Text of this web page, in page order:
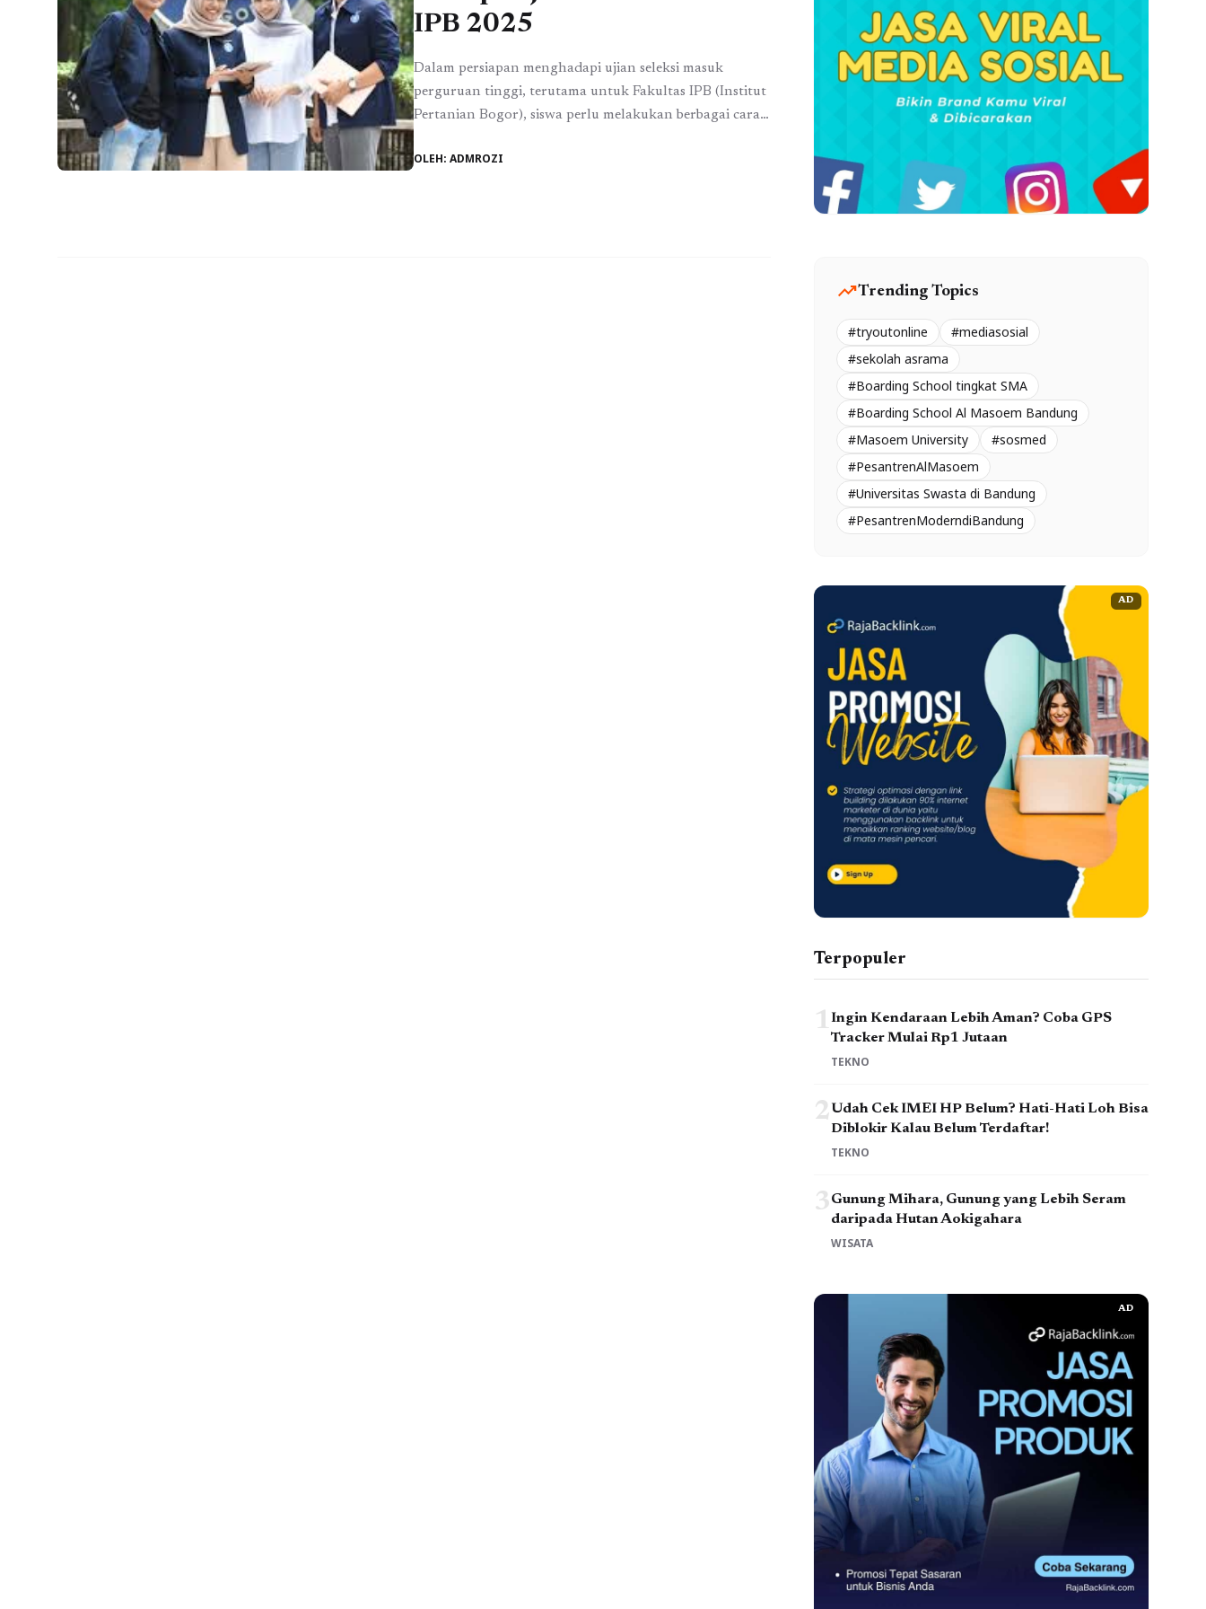
IPB 2025
Dalam persiapan menghadapi ujian seleksi masuk
perguruan tinggi, terutama untuk Fakultas IPB (Institut
Pertanian Bogor), siswa perlu melakukan berbagai cara
terbaik untuk menguji kesiapanmu adalah dengan
OLEH: ADMROZI
trending_upTrending Topics
#tryoutonline
#mediasosial
#sekolah asrama
#Boarding School tingkat SMA
#Boarding School Al Masoem Bandung
#Masoem University
#sosmed
#PesantrenAlMasoem
#Universitas Swasta di Bandung
#PesantrenModerndiBandung
AD
Terpopuler
1Ingin Kendaraan Lebih Aman? Coba GPS
Tracker Mulai Rp1 Jutaan
TEKNO
2Udah Cek IMEI HP Belum? Hati-Hati Loh Bisa
Diblokir Kalau Belum Terdaftar!
TEKNO
3Gunung Mihara, Gunung yang Lebih Seram
daripada Hutan Aokigahara
WISATA
AD